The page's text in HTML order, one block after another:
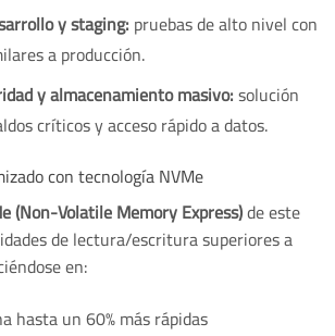
y staging: pruebas de alto nivel con
a producción.
y almacenamiento masivo:solución
críticos y acceso rápido a datos.
con tecnología NVMe
(Non-Volatile Memory Express)de este
de lectura/escritura superiores a
en:
hasta un 60% más rápidas